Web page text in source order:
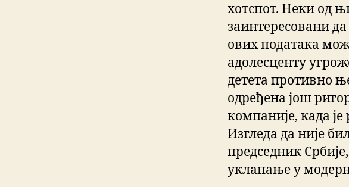
хотспот. Неки од
заинтересовани
ових података
адолесценту
детета противно
одређена још
компаније, када
Изгледа да није
председник
уклапање у